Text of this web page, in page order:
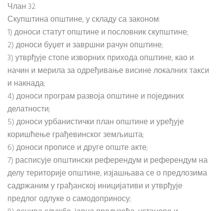
Члан 32
Скупштина општине, у складу са законом:
1) доноси статут општине и пословник скупштине;
2) доноси буџет и завршни рачун општине;
3) утврђује стопе изворних прихода општине, као и
начин и мерила за одређивање висине локалних такси
и накнада;
4) доноси програм развоја општине и појединих
делатности;
5) доноси урбанистички план општине и уређује
коришћење грађевинског земљишта;
6) доноси прописе и друге опште акте;
7) расписује општински референдум и референдум на
делу територије општине, изјашњава се о предлозима
садржаним у грађанској иницијативи и утврђује
предлог одлуке о самодоприносу;